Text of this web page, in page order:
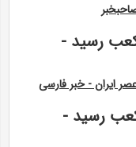
مترکعب رسید -
مترکعب رسید -